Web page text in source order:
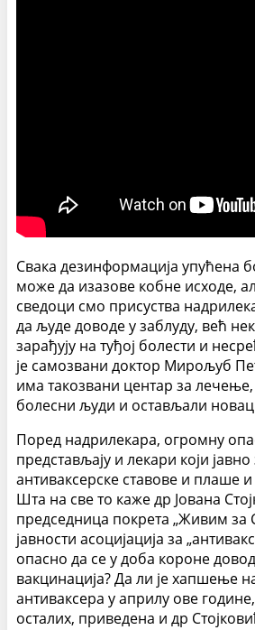
Свака дезинформација упућена
може да изазове кобне исходе,
сведоци смо присуства
да људе доводе у заблуду, већ
зарађују на туђој болести и
је самозвани доктор Мирољуб
има такозвани центар за
болесни људи и остављали
Поред надрилекара, огромну
представљају и лекари који јавно
антиваксерске ставове и плаше
Шта на све то каже др Јована
председница покрета „Живим за
јавности асоцијација за
опасно да се у доба короне
вакцинација? Да ли је хапшење
антиваксера у априлу ове
осталих, приведена и др